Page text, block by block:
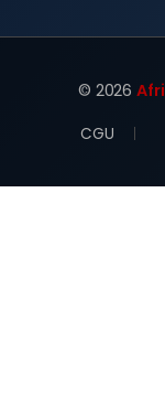
© 2026
CGU